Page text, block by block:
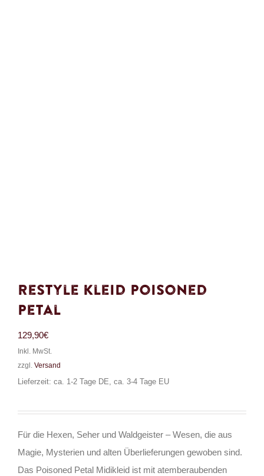
Restyle Kleid Poisoned
Petal
129,90€
Inkl. MwSt.
zzgl. Versand
Lieferzeit: ca. 1-2 Tage DE, ca. 3-4 Tage EU
Für die Hexen, Seher und Waldgeister – Wesen, die aus
Magie, Mysterien und alten Überlieferungen gewoben sind.
Das Poisoned Petal Midikleid ist mit atemberaubenden